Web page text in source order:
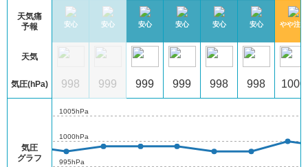
天気痛
予報
天気
気圧(hPa)
気圧
グラフ
やや注意
999
安心
998
安心
999
安心
999
安心
999
安心
998
安心
998
やや注意
1000
995hPa
1000hPa
1005hPa